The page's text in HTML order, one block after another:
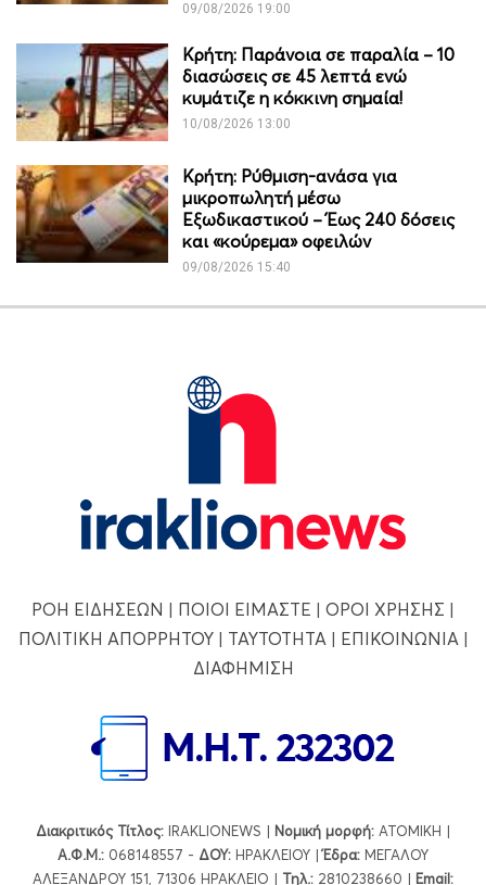
09/08/2026 19:00
Κρήτη: Παράνοια σε παραλία – 10
διασώσεις σε 45 λεπτά ενώ
κυμάτιζε η κόκκινη σημαία!
10/08/2026 13:00
Κρήτη: Ρύθμιση-ανάσα για
μικροπωλητή μέσω
Εξωδικαστικού – Έως 240 δόσεις
και «κούρεμα» οφειλών
09/08/2026 15:40
ΡΟΗ ΕΙΔΗΣΕΩΝ | ΠΟΙΟΙ ΕΙΜΑΣΤΕ | ΟΡΟΙ ΧΡΗΣΗΣ |
ΠΟΛΙΤΙΚΗ ΑΠΟΡΡΗΤΟΥ| ΤΑΥΤΟΤΗΤΑ| ΕΠΙΚΟΙΝΩΝΙΑ|
ΔΙΑΦΗΜΙΣΗ
Διακριτικός Τίτλος: IRAKLIONEWS | Νομική μορφή: ΑΤΟΜΙΚΗ |
Α.Φ.Μ.: 068148557 - ΔΟΥ: ΗΡΑΚΛΕΙΟΥ |Έδρα: ΜΕΓΑΛΟΥ
ΑΛΕΞΑΝΔΡΟΥ 151, 71306 ΗΡΑΚΛΕΙΟ | Τηλ.: 2810238660 | Εmail: